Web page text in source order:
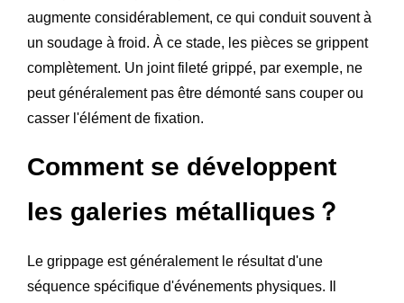
augmente considérablement, ce qui conduit souvent à
un soudage à froid. À ce stade, les pièces se grippent
complètement. Un joint fileté grippé, par exemple, ne
peut généralement pas être démonté sans couper ou
casser l'élément de fixation.
Comment se développent
les galeries métalliques？
Le grippage est généralement le résultat d'une
séquence spécifique d'événements physiques. Il